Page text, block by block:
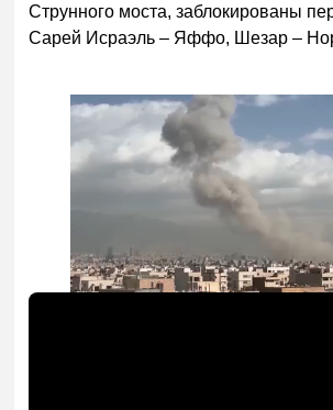
Струнного моста, заблокированы
Сарей Исраэль – Яффо, Шезар –